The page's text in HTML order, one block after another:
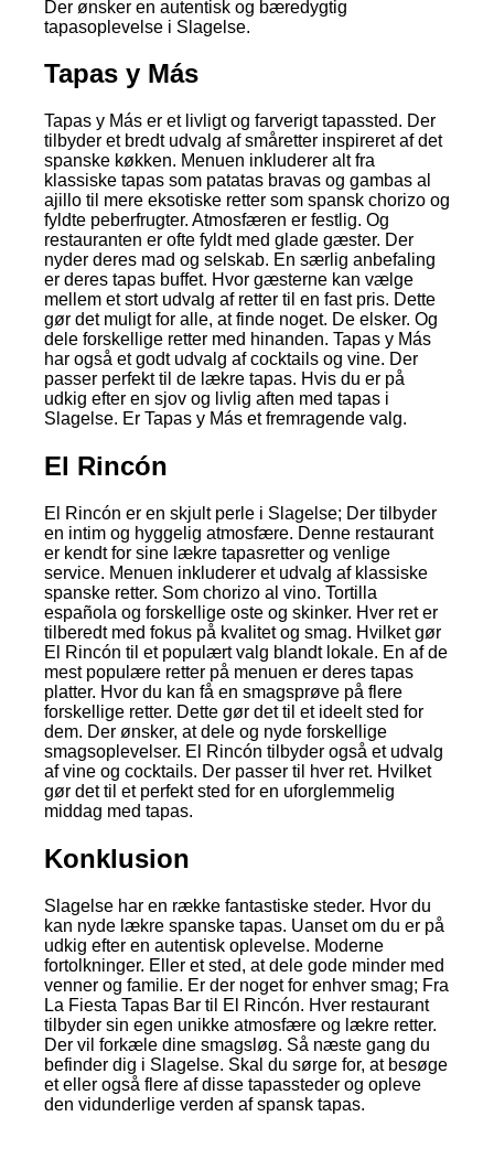
Der ønsker en autentisk og bæredygtig
tapasoplevelse i Slagelse.
Tapas y Más
Tapas y Más er et livligt og farverigt tapassted. Der
tilbyder et bredt udvalg af småretter inspireret af det
spanske køkken. Menuen inkluderer alt fra
klassiske tapas som patatas bravas og gambas al
ajillo til mere eksotiske retter som spansk chorizo og
fyldte peberfrugter. Atmosfæren er festlig. Og
restauranten er ofte fyldt med glade gæster. Der
nyder deres mad og selskab. En særlig anbefaling
er deres tapas buffet. Hvor gæsterne kan vælge
mellem et stort udvalg af retter til en fast pris. Dette
gør det muligt for alle, at finde noget. De elsker. Og
dele forskellige retter med hinanden. Tapas y Más
har også et godt udvalg af cocktails og vine. Der
passer perfekt til de lækre tapas. Hvis du er på
udkig efter en sjov og livlig aften med tapas i
Slagelse. Er Tapas y Más et fremragende valg.
El Rincón
El Rincón er en skjult perle i Slagelse; Der tilbyder
en intim og hyggelig atmosfære. Denne restaurant
er kendt for sine lækre tapasretter og venlige
service. Menuen inkluderer et udvalg af klassiske
spanske retter. Som chorizo al vino. Tortilla
española og forskellige oste og skinker. Hver ret er
tilberedt med fokus på kvalitet og smag. Hvilket gør
El Rincón til et populært valg blandt lokale. En af de
mest populære retter på menuen er deres tapas
platter. Hvor du kan få en smagsprøve på flere
forskellige retter. Dette gør det til et ideelt sted for
dem. Der ønsker, at dele og nyde forskellige
smagsoplevelser. El Rincón tilbyder også et udvalg
af vine og cocktails. Der passer til hver ret. Hvilket
gør det til et perfekt sted for en uforglemmelig
middag med tapas.
Konklusion
Slagelse har en række fantastiske steder. Hvor du
kan nyde lækre spanske tapas. Uanset om du er på
udkig efter en autentisk oplevelse. Moderne
fortolkninger. Eller et sted, at dele gode minder med
venner og familie. Er der noget for enhver smag; Fra
La Fiesta Tapas Bar til El Rincón. Hver restaurant
tilbyder sin egen unikke atmosfære og lækre retter.
Der vil forkæle dine smagsløg. Så næste gang du
befinder dig i Slagelse. Skal du sørge for, at besøge
et eller også flere af disse tapassteder og opleve
den vidunderlige verden af spansk tapas.